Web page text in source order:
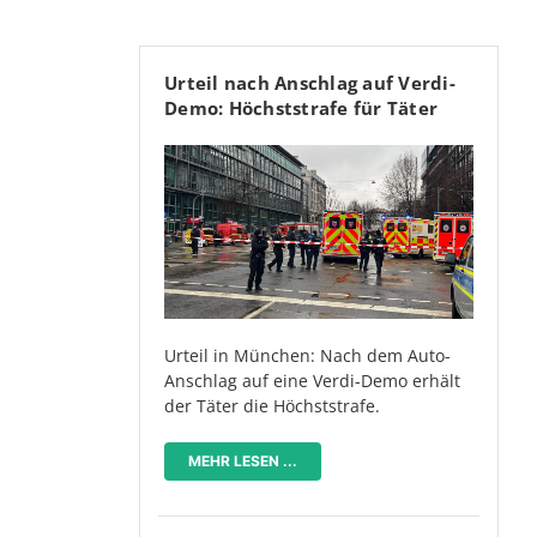
Urteil nach Anschlag auf Verdi-
Demo: Höchststrafe für Täter
Urteil in München: Nach dem Auto-
Anschlag auf eine Verdi-Demo erhält
der Täter die Höchststrafe.
MEHR LESEN ...